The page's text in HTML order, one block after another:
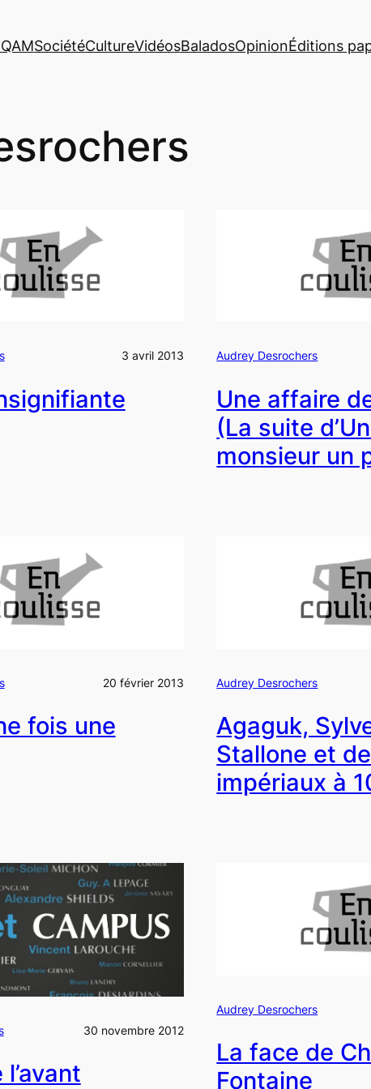
SociétéCultureVidéosBaladosOpinionÉditions
3 avril 2013 Audrey Desrochers
Une affaire
(La suite
monsieur un
20 février 2013
fois une
Audrey Desrochers
Agaguk,
Stallone et
impériaux à
30 novembre 2012
Audrey Desrochers
La face de
Fontaine